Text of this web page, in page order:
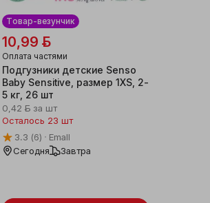
Товар-везунчик
10,99 ƃ
Оплата частями
Под­гуз­ни­ки дет­ские Senso
Baby Sensitive, размер 1XS, 2-
5 кг, 26 шт
0,42 ƃза шт
Осталось 23 шт
3.3 (6)
Emall
Сегодня
Завтра